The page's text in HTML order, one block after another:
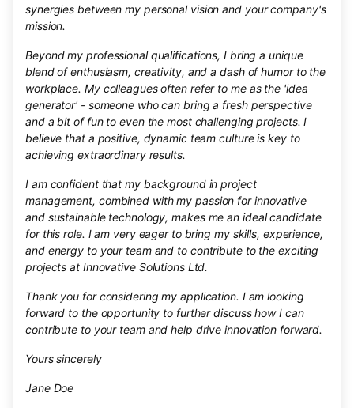
synergies between my personal vision and your company's
mission.
Beyond my professional qualifications, I bring a unique
blend of enthusiasm, creativity, and a dash of humor to the
workplace. My colleagues often refer to me as the 'idea
generator' - someone who can bring a fresh perspective
and a bit of fun to even the most challenging projects. I
believe that a positive, dynamic team culture is key to
achieving extraordinary results.
I am confident that my background in project
management, combined with my passion for innovative
and sustainable technology, makes me an ideal candidate
for this role. I am very eager to bring my skills, experience,
and energy to your team and to contribute to the exciting
projects at Innovative Solutions Ltd.
Thank you for considering my application. I am looking
forward to the opportunity to further discuss how I can
contribute to your team and help drive innovation forward.
Yours sincerely
Jane Doe